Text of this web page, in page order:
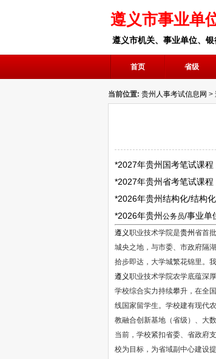
遵义市事业单
遵义市机关、事业单位、
首页 省级
当前位置: 贵州人事考试信息网 >
*2027年贵州 国考笔试课程
*2027年贵州省考笔试课程
*2026年贵州结构化/结构
*2026年贵州 公务员/事业单
遵义职业技术学院是贵州省首
城央之地，与市委、市政府隔
拾步即达，大学城繁花锦里。
遵义职业技术学院农学底蕴深
学校综合实力持续攀升，在全
线国家留学生。学校建有现代
教融合创新基地（省级）、大
当前，学校紧扣省委、省政府
校为目标，为省域副中心建设